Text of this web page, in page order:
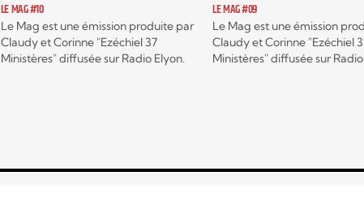
LE MAG #10
Le Mag est une émission produite par
Claudy et Corinne "Ezéchiel 37
Ministères" diffusée sur Radio Elyon.
LE MAG #09
Le Mag est une émission
Claudy et Corinne "Ezéchiel
Ministères" diffusée sur